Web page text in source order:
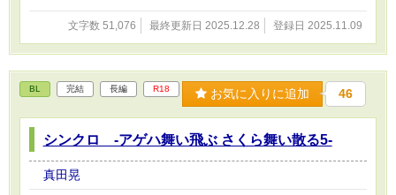
×落ち葉 【5th】11/17-11/23 全てのお題を使
用 ⏩BL×シリアス 21 踏切×風 22 古い倉庫×光
の差し込み 23 夜道×水たまり 24 駅×忘れ物 25
題を使用 ⏩サスペンスホラー×ファンタジー
26 商店街×猫の鳴き声 27 近道×落書き 28 本棚×
埃 29 時計×針 30 橋×靴紐 【7rd】12/1-12/7 全て
サボテン 32 傘×ピラミッド 33 コーヒー×カメレ
に収める。 ③全てのお題を使用する場合、必ず
文字数 51,076 最終更新日 2025.12.28 登録日 2025.11.09
BL 完結 長編 R18 お気に入りに追加 46
シンクロ -アゲハ舞い飛ぶ さくら舞い散る5-
真田晃